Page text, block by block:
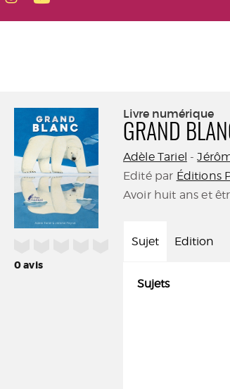
0avis
Livre numérique
GRAND
Adèle Tariel -
Edité par Éditions
Avoir huit ans et
Sujet Edition
Sujets